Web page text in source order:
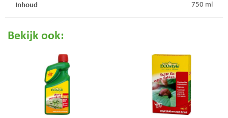
Inhoud 750 ml
Bekijk ook: